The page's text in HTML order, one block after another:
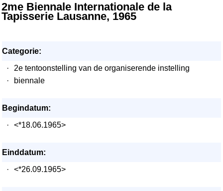
2me Biennale Internationale de la
Tapisserie Lausanne, 1965
Categorie:
·
2e tentoonstelling van de organiserende instelling
·
biennale
Begindatum:
·
<*18.06.1965>
Einddatum:
·
<*26.09.1965>